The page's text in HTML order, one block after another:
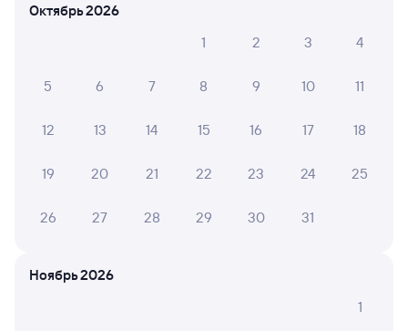
Выберите дату
Даже если сейчас нет мест
Искать билеты
по этому направлению
Октябрь 2026
1
2 3 4
5 6 7 8 9 10 11
12 13 14 15 16 17 18
19 20 21 22 23 24 25
26 27 28 29 30 31
Ноябрь 2026
1